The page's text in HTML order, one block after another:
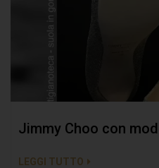
Jimmy Choo con
LEGGI TUTTO